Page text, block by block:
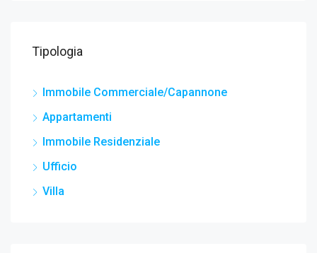
Tipologia
Immobile Commerciale/Capannone
Appartamenti
Immobile Residenziale
Ufficio
Villa